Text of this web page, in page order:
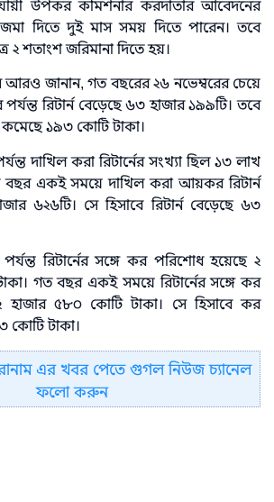
উপকর কমিশনার করদাতার আবেদনের
জমা দিতে দুই মাস সময় দিতে পারেন। তবে
২ শতাংশ জরিমানা দিতে হয়।
আরও জানান, গত বছরের ২৬ নভেম্বরের চেয়ে
রিটার্ন বেড়েছে ৬৩ হাজার ১৯৯টি। তবে
১৯৩ কোটি টাকা।
দাখিল করা রিটার্নের সংখ্যা ছিল ১৩ লাখ
বছর একই সময়ে দাখিল করা আয়কর রিটার্ন
৬২৬টি। সে হিসাবে রিটার্ন বেড়েছে ৬৩
রিটার্নের সঙ্গে কর পরিশোধ হয়েছে ২
গত বছর একই সময়ে রিটার্নের সঙ্গে কর
হাজার ৫৮০ কোটি টাকা। সে হিসাবে কর
কোটি টাকা।
এর খবর পেতে গুগল নিউজ চ্যানেল
ফলো করুন